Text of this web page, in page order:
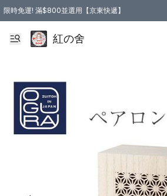
限時免運! 滿$800並選用【京東快遞】
紅の舍